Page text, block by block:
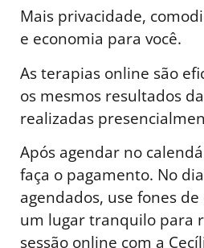
Mais privacidade,
e economia para você.
As terapias online são
os mesmos resultados
realizadas
Após agendar no
faça o pagamento. No
agendados, use fones
um lugar tranquilo para
sessão online com a